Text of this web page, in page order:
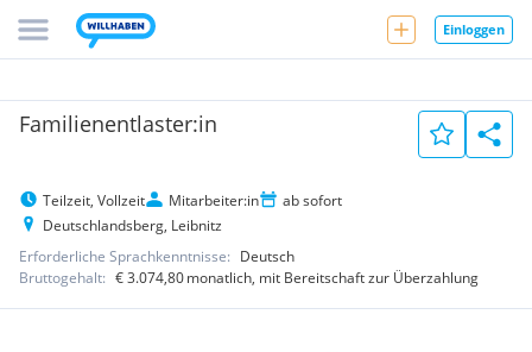
Einloggen
Familienentlaster:in
Teilzeit, Vollzeit Mitarbeiter:in
ab sofort
Deutschlandsberg, Leibnitz
Erforderliche Sprachkenntnisse: Deutsch
Bruttogehalt: € 3.074,80monatlich, mit Bereitschaft zur Überzahlung